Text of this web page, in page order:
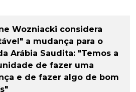
Wozniacki considera
a mudança para o
Arábia Saudita: "Temos a
de fazer uma
e de fazer algo de bom